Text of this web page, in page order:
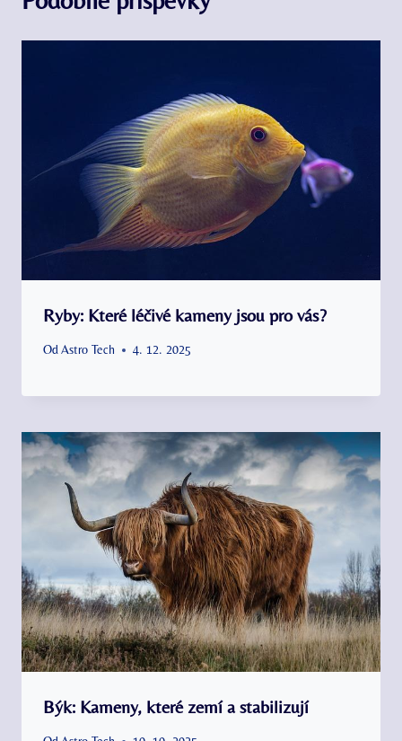
Ryby: Které léčivé kameny jsou pro vás?
Od Astro Tech 4. 12. 2025
Býk: Kameny, které zemí a stabilizují